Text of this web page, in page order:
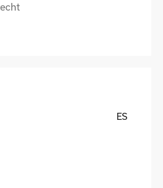
ES